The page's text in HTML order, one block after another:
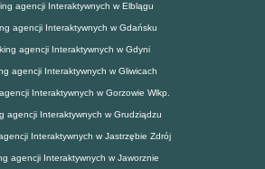
agencji Interaktywnych w Elblągu
agencji Interaktywnych w Gdańsku
agencji Interaktywnych w Gdyni
agencji Interaktywnych w Gliwicach
Interaktywnych w Gorzowie Wlkp.
agencji Interaktywnych w Grudziądzu
Interaktywnych w Jastrzębie Zdrój
agencji Interaktywnych w Jaworznie